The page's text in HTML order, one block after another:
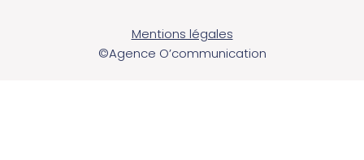
Mentions légales
©Agence O’communication